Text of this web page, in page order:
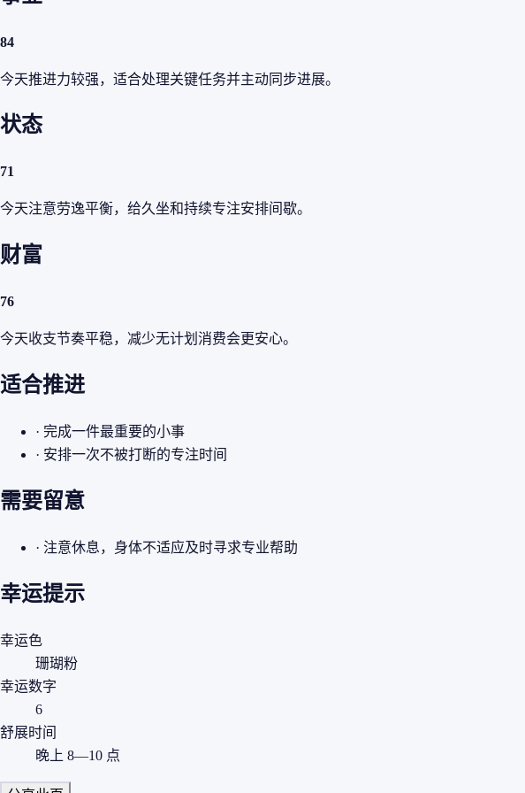
84
今天推进力较强，适合处理关键任务并主动同步进展。
状态
71
今天注意劳逸平衡，给久坐和持续专注安排间歇。
财富
76
今天收支节奏平稳，减少无计划消费会更安心。
适合推进
· 完成一件最重要的小事
· 安排一次不被打断的专注时间
需要留意
· 注意休息，身体不适应及时寻求专业帮助
幸运提示
幸运色
珊瑚粉
幸运数字
6
舒展时间
晚上 8—10 点